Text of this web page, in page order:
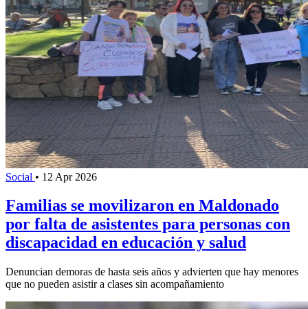
Social • 12 Apr 2026
Familias se movilizaron en Maldonado
por falta de asistentes para personas con
discapacidad en educación y salud
Denuncian demoras de hasta seis años y advierten que hay menores
que no pueden asistir a clases sin acompañamiento